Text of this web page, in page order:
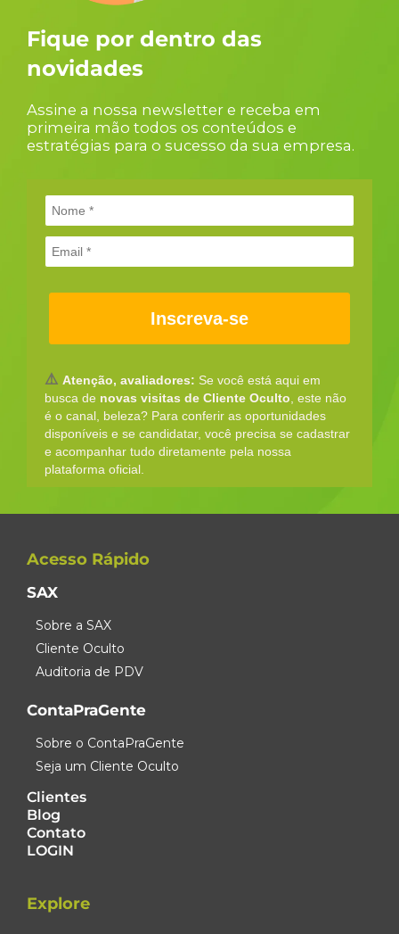
Fique por dentro das
novidades
Assine a nossa newsletter e receba em
primeira mão todos os conteúdos e
estratégias para o sucesso da sua empresa.
Inscreva-se
⚠️ Atenção, avaliadores: Se você está aqui em
busca de novas visitas de Cliente Oculto, este não
é o canal, beleza? Para conferir as oportunidades
disponíveis e se candidatar, você precisa se cadastrar
e acompanhar tudo diretamente pela nossa
plataforma oficial.
Acesso Rápido
SAX
Sobre a SAX
Cliente Oculto
Auditoria de PDV
ContaPraGente
Sobre o ContaPraGente
Seja um Cliente Oculto
Clientes
Blog
Contato
LOGIN
Explore